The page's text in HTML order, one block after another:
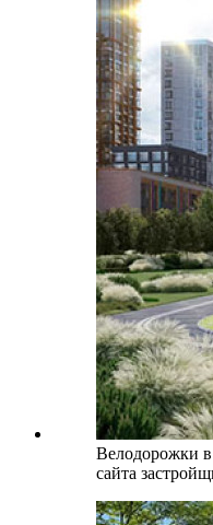
Велодорожки
сайта